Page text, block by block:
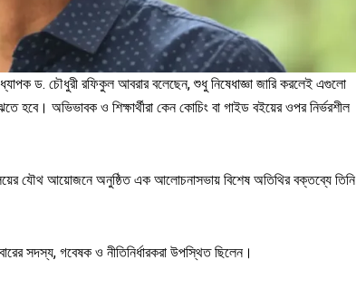
ড. চৌধুরী রফিকুল আবরার বলেছেন, শুধু নিষেধাজ্ঞা জারি করলেই এগুলো
হবে। অভিভাবক ও শিক্ষার্থীরা কেন কোচিং বা গাইড বইয়ের ওপর নির্ভরশীল
যৌথ আয়োজনে অনুষ্ঠিত এক আলোচনাসভায় বিশেষ অতিথির বক্তব্যে তিনি
সদস্য, গবেষক ও নীতিনির্ধারকরা উপস্থিত ছিলেন।